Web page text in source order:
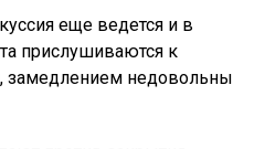
еще ведется и в
прислушиваются к
замедлением недовольны